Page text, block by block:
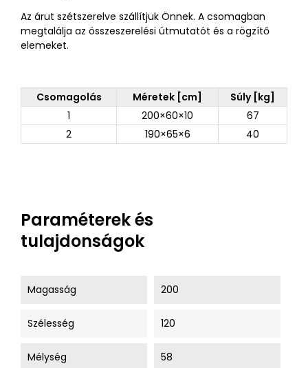
Az árut szétszerelve szállítjuk Önnek. A csomagban
megtalálja az összeszerelési útmutatót és a rögzítő
elemeket.
Csomagolás Méretek [cm]
Súly [kg]
1
200×60×10
67
2
190×65×6 40
Paraméterek és
tulajdonságok
Magasság 200
Szélesség 120
Mélység 58